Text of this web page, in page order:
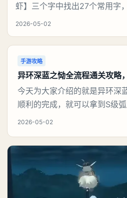
虾】三个字中找出27个常用字
介、尢、龙、兰、大、夫、夰
结合笔画逐一识别即可通关。
养龙虾找出27个常用字攻略第
用字1、从简单笔画入手‌：先
2026-05-02
手游攻略
异环深蓝之恸全流程通关攻略
今天为大家介绍的就是异环深
顺利的完成，就可以拿到S级
过在初期难度还是比较高的，
看一下到底怎么样才能够顺利
的注意事项，希望玩家可以了
完成攻略首先就给大家提醒一
汽车才能够触发，
2026-05-02